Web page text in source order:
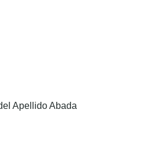
Apellido Abada